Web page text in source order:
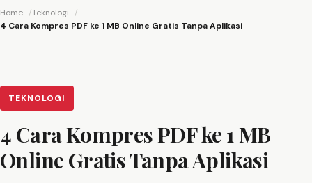
Home
Teknologi
4 Cara Kompres PDF ke 1 MB Online Gratis Tanpa Aplikasi
TEKNOLOGI
4 Cara Kompres PDF ke 1 MB
Online Gratis Tanpa Aplikasi